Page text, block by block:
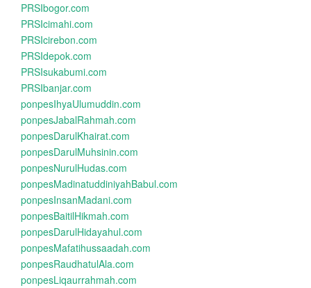
PRSIbogor.com
PRSIcimahi.com
PRSIcirebon.com
PRSIdepok.com
PRSIsukabumi.com
PRSIbanjar.com
ponpesIhyaUlumuddin.com
ponpesJabalRahmah.com
ponpesDarulKhairat.com
ponpesDarulMuhsinin.com
ponpesNurulHudas.com
ponpesMadinatuddiniyahBabul.com
ponpesInsanMadani.com
ponpesBaitilHikmah.com
ponpesDarulHidayahul.com
ponpesMafatihussaadah.com
ponpesRaudhatulAla.com
ponpesLiqaurrahmah.com